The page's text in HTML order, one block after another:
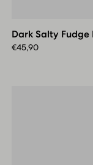
Box
Dark Salty Fudge
€45,90